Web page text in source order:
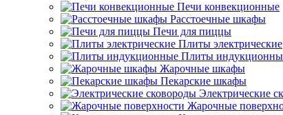
Печи конвекционные
Расстоечные шкафы
Печи для пиццы
Плиты электрические
Плиты
Жарочные шкафы
Пекарские шкафы
Электрические
Жарочные